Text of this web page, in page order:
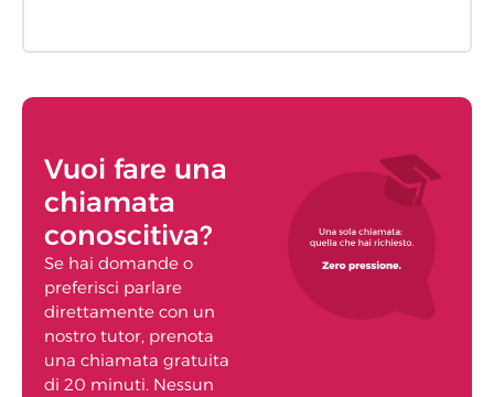
Vuoi fare una
chiamata
conoscitiva?
Se hai domande o
preferisci parlare
direttamente con un
nostro tutor, prenota
una chiamata gratuita
di 20 minuti. Nessun